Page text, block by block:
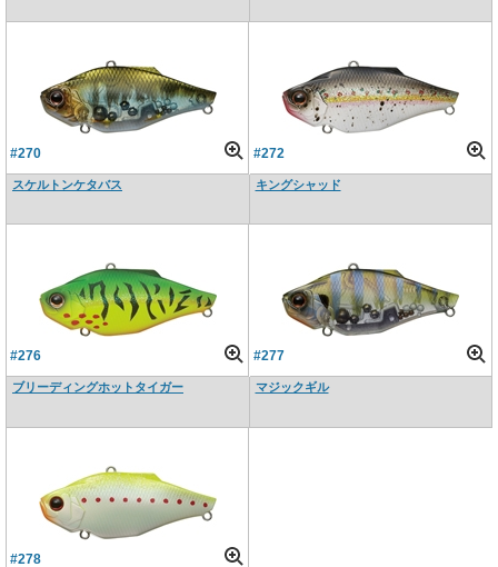
#270
スケルトンケタバス
#272
キングシャッド
#276
ブリーディングホットタイガー
#277
マジックギル
#278